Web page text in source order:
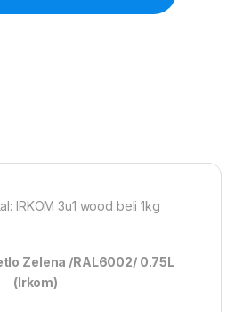
Zelena /RAL6002/0.75L
(Irkom)